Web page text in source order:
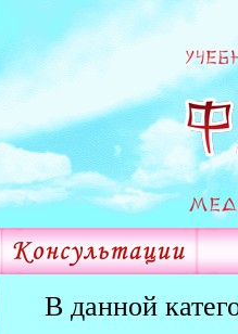
В данной